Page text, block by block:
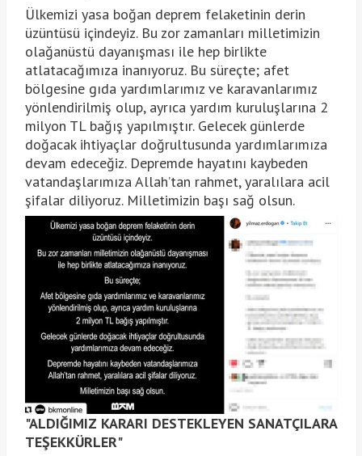
Ülkemizi yasa boğan deprem felaketinin derin
üzüntüsü içindeyiz. Bu zor zamanları milletimizin
olağanüstü dayanışması ile hep birlikte
atlatacağımıza inanıyoruz. Bu süreçte; afet
bölgesine gıda yardımlarımız ve karavanlarımız
yönlendirilmiş olup, ayrıca yardım kuruluşlarına 2
milyon TL bağış yapılmıştır. Gelecek günlerde
doğacak ihtiyaçlar doğrultusunda yardımlarımıza
devam edeceğiz. Depremde hayatını kaybeden
vatandaşlarımıza Allah’tan rahmet, yaralılara acil
şifalar diliyoruz. Milletimizin başı sağ olsun.
"ALDIĞIMIZ KARARI DESTEKLEYEN SANATÇILARA
TEŞEKKÜRLER"